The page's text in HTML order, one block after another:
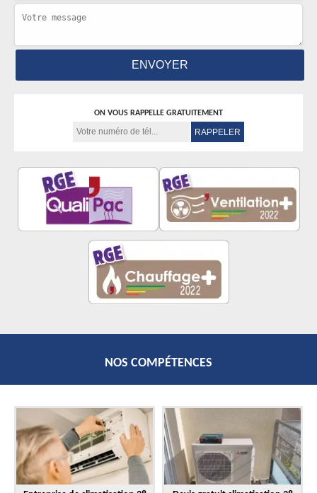
ON VOUS RAPPELLE GRATUITEMENT
NOS COMPÉTENCES